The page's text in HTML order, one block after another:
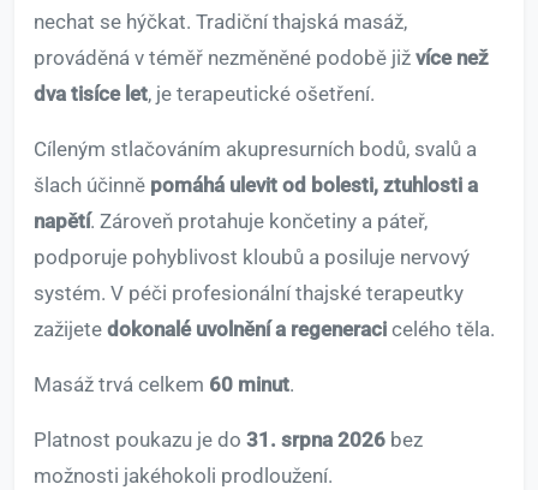
nechat se hýčkat. Tradiční thajská masáž,
prováděná v téměř nezměněné podobě již více než
dva tisíce let, je terapeutické ošetření.
Cíleným stlačováním akupresurních bodů, svalů a
šlach účinně pomáhá ulevit od bolesti, ztuhlosti a
napětí. Zároveň protahuje končetiny a páteř,
podporuje pohyblivost kloubů a posiluje nervový
systém. V péči profesionální thajské terapeutky
zažijete dokonalé uvolnění a regeneraci celého těla.
Masáž trvá celkem 60 minut.
Platnost poukazu je do 31. srpna 2026 bez
možnosti jakéhokoli prodloužení.